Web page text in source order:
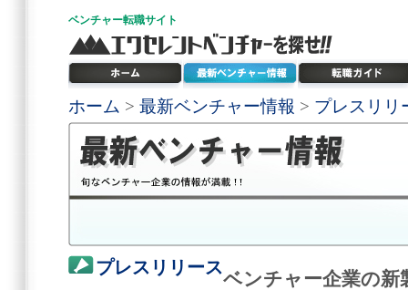
ベンチャー転職サイト
ホーム > 最新ベンチャー情報 > プレスリリ
プレスリリース
ベンチャー企業の新